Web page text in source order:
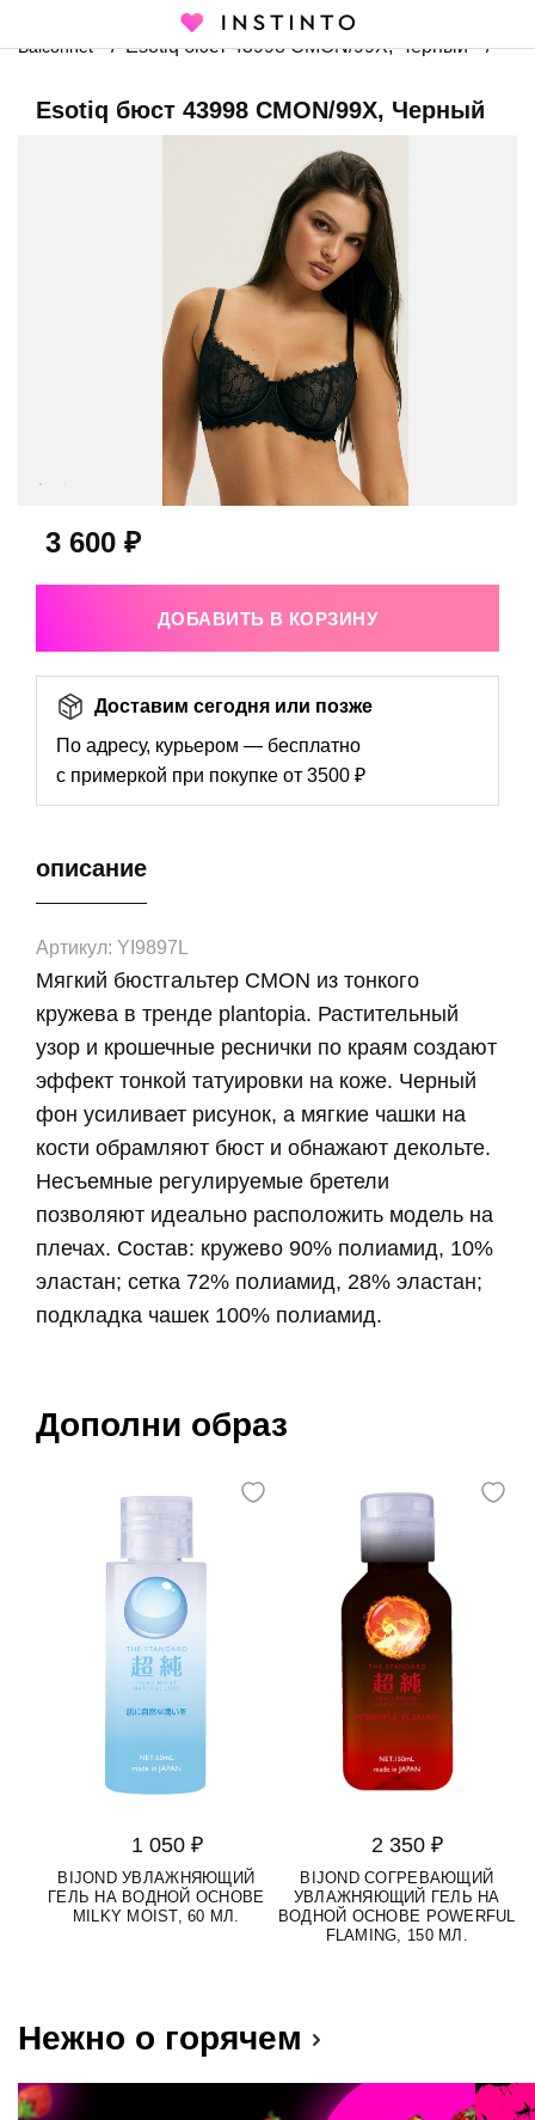
Каталог Брафит
Balconnet
Esotiq бюст 43998 CMON/99X, Черный
Esotiq бюст 43998 CMON/99X, Черный
3 600 ₽
ДОБАВИТЬ В КОРЗИНУ
Доставим сегодня или позже
По адресу, курьером — бесплатно
с примеркой при покупке от 3500 ₽
описание
Артикул: YI9897L
Мягкий бюстгальтер CMON из тонкого
кружева в тренде plantopia. Растительный
узор и крошечные реснички по краям создают
эффект тонкой татуировки на коже. Черный
фон усиливает рисунок, а мягкие чашки на
кости обрамляют бюст и обнажают декольте.
Несъемные регулируемые бретели
позволяют идеально расположить модель на
плечах. Состав: кружево 90% полиамид, 10%
эластан; сетка 72% полиамид, 28% эластан;
подкладка чашек 100% полиамид.
Дополни образ
1 050 ₽
BIJOND УВЛАЖНЯЮЩИЙ
ГЕЛЬ НА ВОДНОЙ ОСНОВЕ
MILKY MOIST, 60 МЛ.
2 350 ₽
BIJOND СОГРЕВАЮЩИЙ
УВЛАЖНЯЮЩИЙ ГЕЛЬ НА
ВОДНОЙ ОСНОВЕ POWERFUL
FLAMING, 150 МЛ.
Нежно о горячем